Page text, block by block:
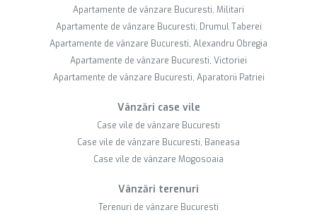
Apartamente de vânzare Bucuresti, Militari
Apartamente de vânzare Bucuresti, Drumul Taberei
Apartamente de vânzare Bucuresti, Alexandru Obregia
Apartamente de vânzare Bucuresti, Victoriei
Apartamente de vânzare Bucuresti, Aparatorii Patriei
Vânzări case vile
Case vile de vânzare Bucuresti
Case vile de vânzare Bucuresti, Baneasa
Case vile de vânzare Mogosoaia
Vânzări terenuri
Terenuri de vânzare Bucuresti